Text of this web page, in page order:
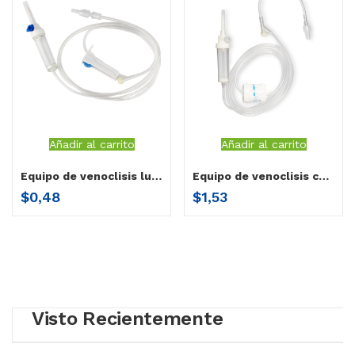
Añadir al carrito
Equipo de venoclisis luer lock activo Herenco
$0,48
Añadir al carrito
Equipo de venoclisis con regulador de flujo de precision con y site & lour lock Herenco
$1,53
Visto Recientemente